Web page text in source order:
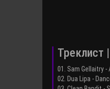
Треклист
01. Sam Gellaitry
02. Dua Lipa -